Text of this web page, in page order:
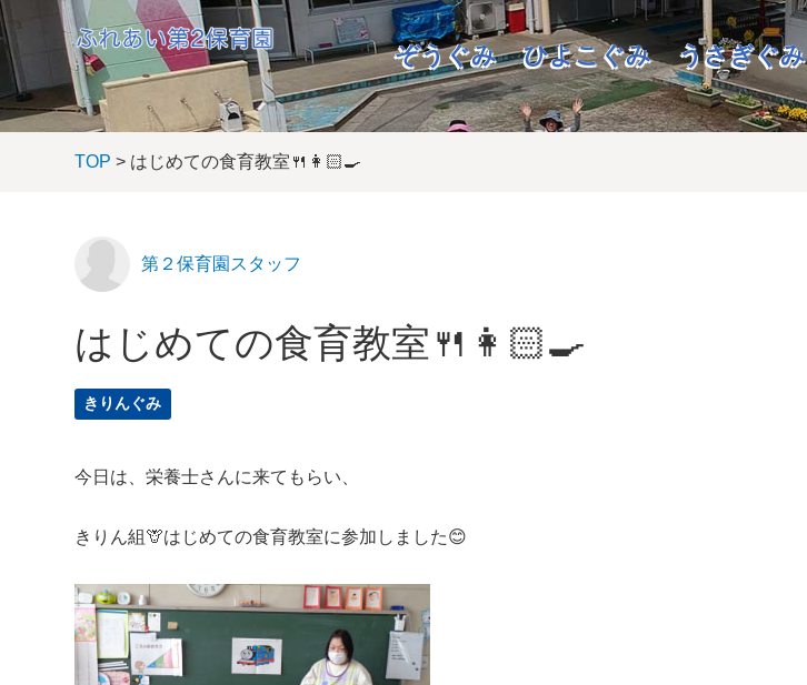
ぞうぐみ ひよこぐみ うさぎぐみ
TOP > はじめての食育教室🍴👩🏻‍🍳
第２保育園スタッフ
はじめての食育教室🍴👩🏻‍🍳
きりんぐみ
今日は、栄養士さんに来てもらい、
きりん組🦒はじめての食育教室に参加しました😊